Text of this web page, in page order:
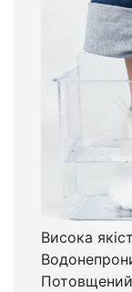
Висока